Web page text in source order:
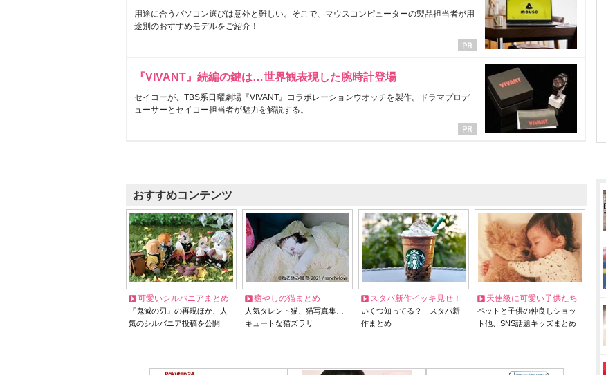
用途に合うパソコン選びは意外と難しい。そこで、マウスコンピューターの製品担当者が用
途別のおすすめモデルをご紹介！
『VIVANT』続編の鍵は…世界観表現した腕時計登場
セイコーが、TBS系日曜劇場『VIVANT』コラボレーションウオッチを製作。ドラマプロデ
ューサーとセイコー担当者が魅力を解説する。
おすすめコンテンツ
可愛いシルバニアまとめ
『鬼滅の刃』の再現ほか、人
気のシルバニア投稿を公開
癒やしの猫まとめ
人気タレント猫、猫写真集…
キュートな猫ズラリ
スタバ新作イッキ見せ！
いくつ知ってる？ スタバ新
作まとめ
天使級に可愛い子供たち
ペットと子供の仲良しショッ
ト他、SNS話題キッズまとめ